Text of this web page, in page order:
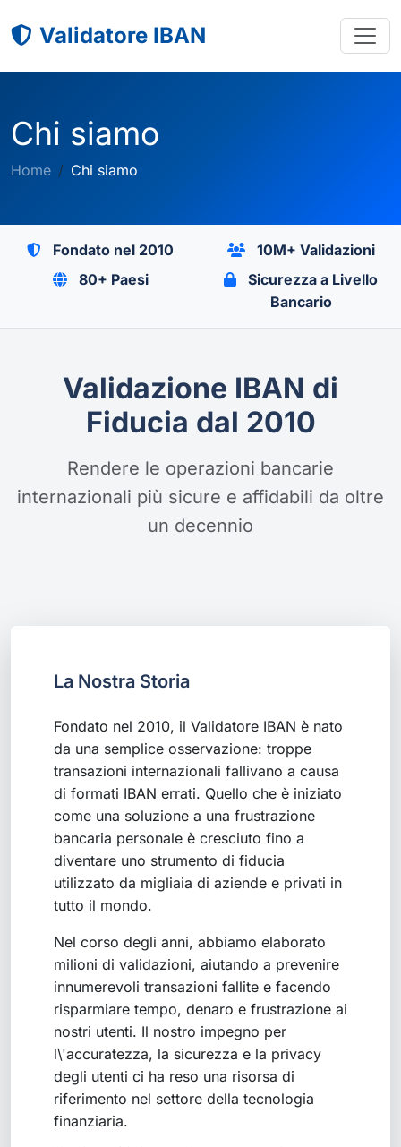
Validatore IBAN
Chi siamo
Home Chi siamo
Fondato nel 2010
10M+ Validazioni
80+ Paesi
Sicurezza a Livello
Bancario
Validazione IBAN di
Fiducia dal 2010
Rendere le operazioni bancarie
internazionali più sicure e affidabili da oltre
un decennio
La Nostra Storia
Fondato nel 2010, il Validatore IBAN è nato
da una semplice osservazione: troppe
transazioni internazionali fallivano a causa
di formati IBAN errati. Quello che è iniziato
come una soluzione a una frustrazione
bancaria personale è cresciuto fino a
diventare uno strumento di fiducia
utilizzato da migliaia di aziende e privati in
tutto il mondo.
Nel corso degli anni, abbiamo elaborato
milioni di validazioni, aiutando a prevenire
innumerevoli transazioni fallite e facendo
risparmiare tempo, denaro e frustrazione ai
nostri utenti. Il nostro impegno per
l\'accuratezza, la sicurezza e la privacy
degli utenti ci ha reso una risorsa di
riferimento nel settore della tecnologia
finanziaria.